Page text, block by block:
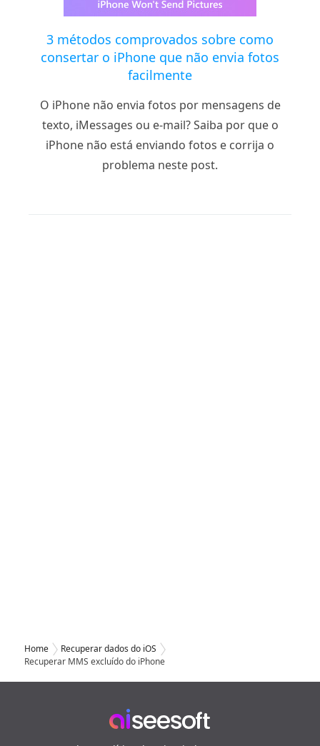
3 métodos comprovados sobre como
consertar o iPhone que não envia fotos
facilmente
O iPhone não envia fotos por mensagens de
texto, iMessages ou e-mail? Saiba por que o
iPhone não está enviando fotos e corrija o
problema neste post.
Home
Recuperar dados do iOS
Recuperar MMS excluído do iPhone